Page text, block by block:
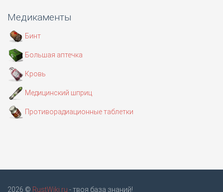
Медикаменты
Бинт
Большая аптечка
Кровь
Медицинский шприц
Противорадиационные таблетки
2026 © RustWiki.ru - твоя база знаний!